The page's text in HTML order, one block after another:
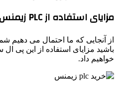
مزایای استفاده از PLC زیمنس
از آنجایی که ما احتمال می دهیم
باشید مزایای استفاده از این پی
خواهیم داد.